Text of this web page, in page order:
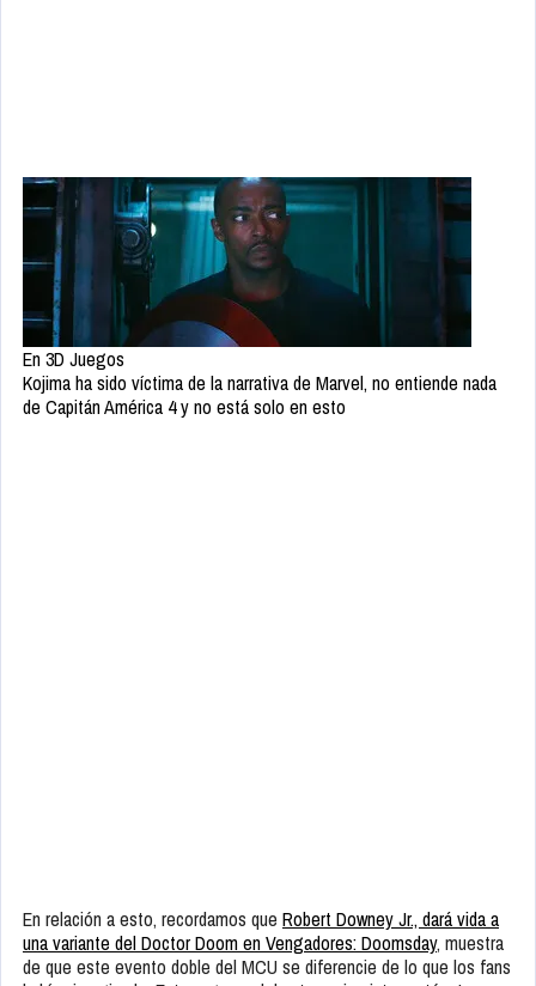
En 3D Juegos
Kojima ha sido víctima de la narrativa de Marvel, no entiende nada
de Capitán América 4 y no está solo en esto
En relación a esto, recordamos que Robert Downey Jr., dará vida a
una variante del Doctor Doom en Vengadores: Doomsday, muestra
de que este evento doble del MCU se diferencie de lo que los fans